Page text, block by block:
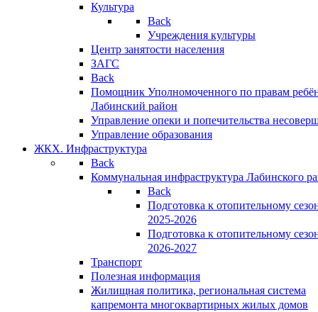
Культура
Back
Учреждения культуры
Центр занятости населения
ЗАГС
Back
Помощник Уполномоченного по правам
Лабинский район
Управление опеки и попечительства
Управление образования
ЖКХ. Инфраструктура
Back
Коммунальная инфраструктура Лабинского
Back
Подготовка к отопительному
2025-2026
Подготовка к отопительному
2026-2027
Транспорт
Полезная информация
Жилищная политика, региональная система
капремонта многоквартирных жилых домов